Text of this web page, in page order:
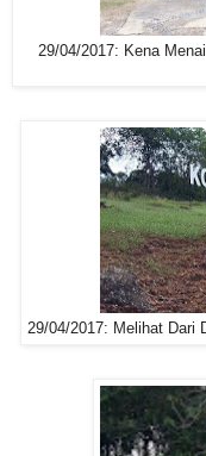
29/04/2017: Kena
29/04/2017: Melihat Dari